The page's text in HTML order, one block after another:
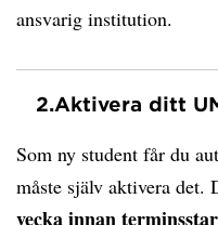
ansvarig institution.
2.Aktivera ditt
Som ny student får du
måste själv aktivera det.
vecka innan